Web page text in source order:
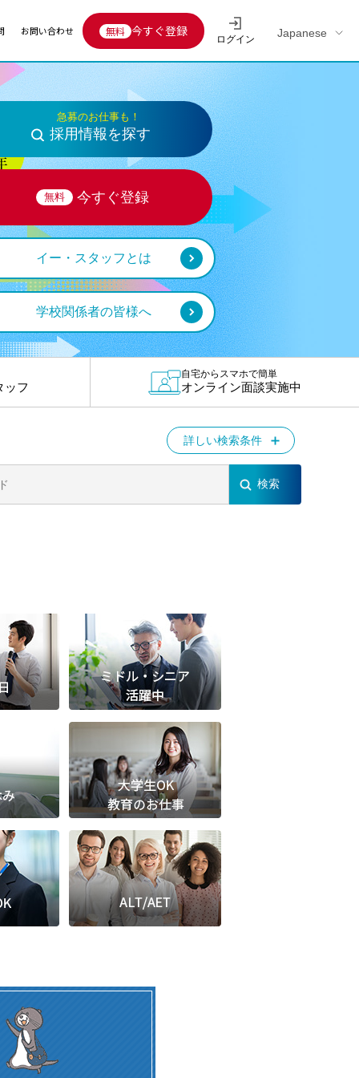
企業
の転職者活躍中
給30万円以上
情報
給25万円以上
給20万円以上
分以内
分以内
活かす
かす
採用
募採用
開求人
派遣
Uターン応援
験を活かせる
マ活躍中
シニア活躍中
務可
・副業
お問い合わせ 今すぐ登録
ログイン
ッフ
自宅からスマホで簡単
オンライン面談実施中
急募のお仕事も！
採用情報を探す
無料 今すぐ登録
イー・スタッフとは
学校関係者の皆様へ
詳しい検索条件